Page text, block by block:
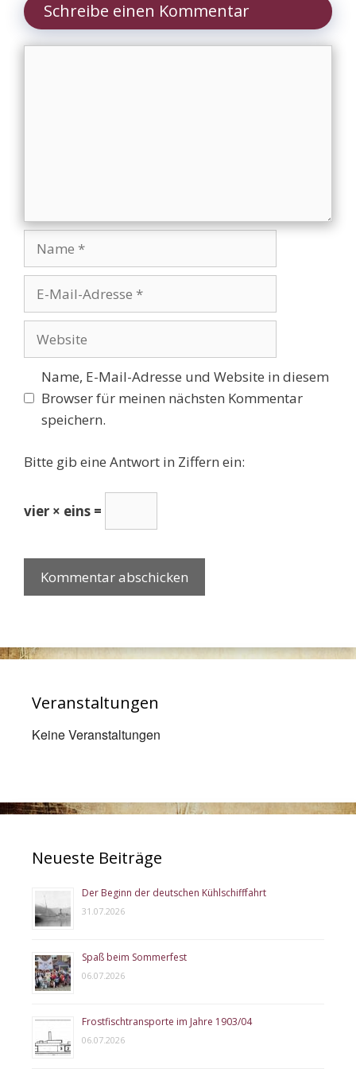
Schreibe einen Kommentar
Name
Website
Name, E-Mail-Adresse und Website in diesem
Browser für meinen nächsten Kommentar
speichern.
Bitte gib eine Antwort in Ziffern ein:
vier × eins =
Veranstaltungen
Keine Veranstaltungen
Neueste Beiträge
Der Beginn der deutschen Kühlschifffahrt
31.07.2026
Spaß beim Sommerfest
06.07.2026
Frostfischtransporte im Jahre 1903/04
06.07.2026